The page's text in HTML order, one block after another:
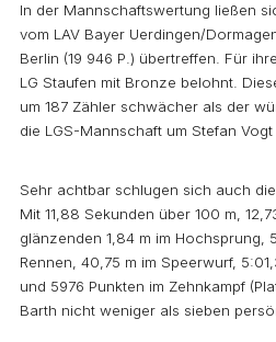
In der Mannschaftswertung ließen
vom LAV Bayer Uerdingen/
Berlin (19 946 P.) übertreffen. Für
LG Staufen mit Bronze belohnt.
um 187 Zähler schwächer als der
die LGS-Mannschaft um Stefan
Sehr achtbar schlugen sich auch
Mit 11,88 Sekunden über 100 m,
glänzenden 1,84 m im Hochsprung,
Rennen, 40,75 m im Speerwurf,
und 5976 Punkten im Zehnkampf
Barth nicht weniger als sieben